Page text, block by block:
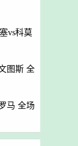
vs科莫
图斯 全
马 全场